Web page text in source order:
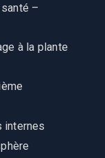
–
à la plante
internes